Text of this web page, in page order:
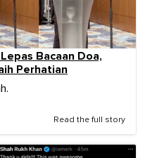
Bacaan Doa,
Perhatian
Read the full story